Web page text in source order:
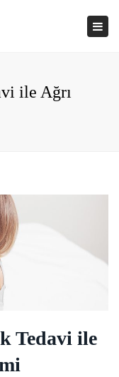
ile Ağrı
Tedavi ile